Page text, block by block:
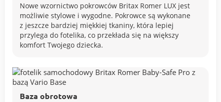
Nowe wzornictwo pokrowców Britax Romer LUX jest
możliwie stylowe i wygodne. Pokrowce są wykonane
z jeszcze bardziej miękkiej tkaniny, która lepiej
przylega do fotelika, co przekłada się na większy
komfort Twojego dziecka.
Baza obrotowa